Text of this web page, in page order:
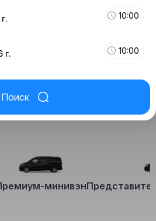
10:00
г. 10:00
Поиск
минивэн